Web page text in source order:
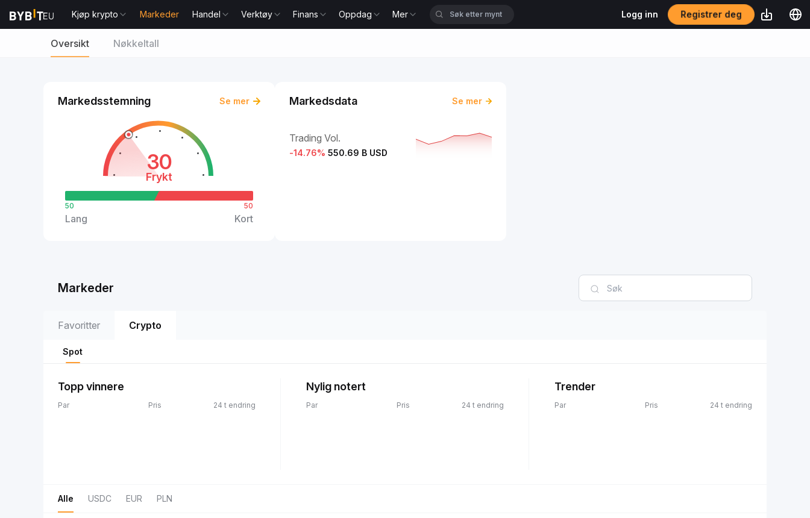
Kjøp krypto Markeder Handel Verktøy Finans Oppdag Mer Logg inn Registrer deg
Oversikt Nøkkeltall
Markedsstemning Se mer
30
Frykt
50
Lang
50
Kort
Markedsdata Se mer
Trading Vol.
-14.76% 550.69 B USD
Markeder
Favoritter Crypto
Spot
Topp vinnere
Par Pris 24 t endring
Nylig notert
Par Pris 24 t endring
Trender
Par Pris 24 t endring
Alle USDC EUR PLN